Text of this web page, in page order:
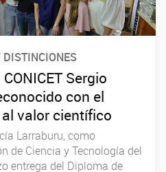
Sergio
con el
valor científico
Larraburu, como
de Ciencia y Tecnología del
entrega del Diploma de